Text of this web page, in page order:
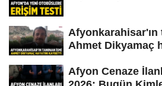
Afyonkarahisar'ın
Ahmet Dikyamaç
Afyon Cenaze